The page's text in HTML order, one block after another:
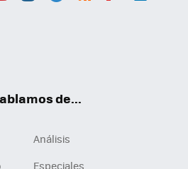
de...
Análisis
Especiales